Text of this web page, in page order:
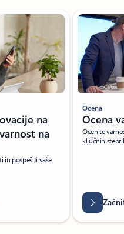
na
na
in pospešiti vaše
Ocena
Ocena
Ocenite
ključnih